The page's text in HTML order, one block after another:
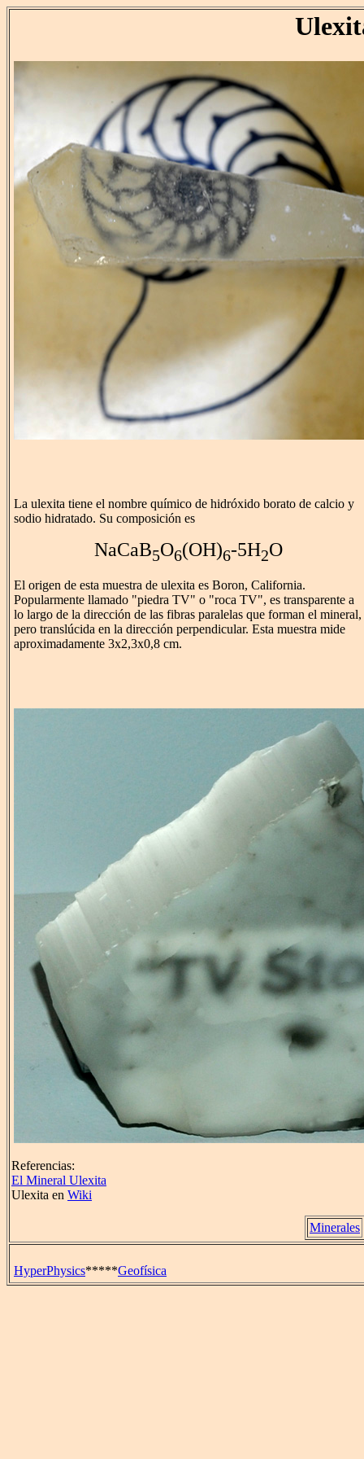
La ulexita tiene el nombre químico de hidróxido borato de calcio y
sodio hidratado. Su composición es
NaCaB5O6(OH)6-5H2O
El origen de esta muestra de ulexita es Boron, California.
Popularmente llamado "piedra TV" o "roca TV", es transparente a
lo largo de la dirección de las fibras paralelas que forman el mineral,
pero translúcida en la dirección perpendicular. Esta muestra mide
aproximadamente 3x2,3x0,8 cm.
Referencias:
El Mineral Ulexita
Ulexita en Wiki
Minerales
HyperPhysics*****Geofísica